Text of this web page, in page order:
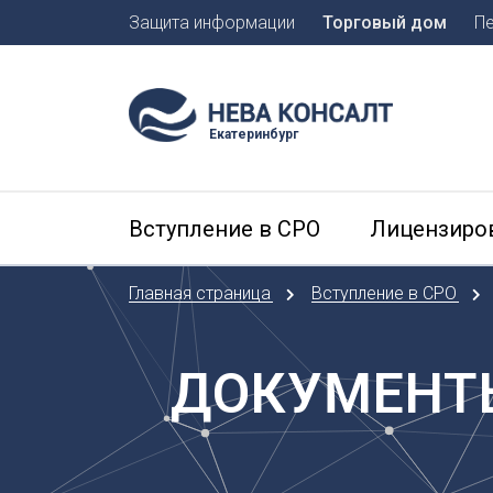
Б
В
Защита информации Торговый дом
Екатеринбург
Вступление в СРО
Главная страница Вступление в СРО